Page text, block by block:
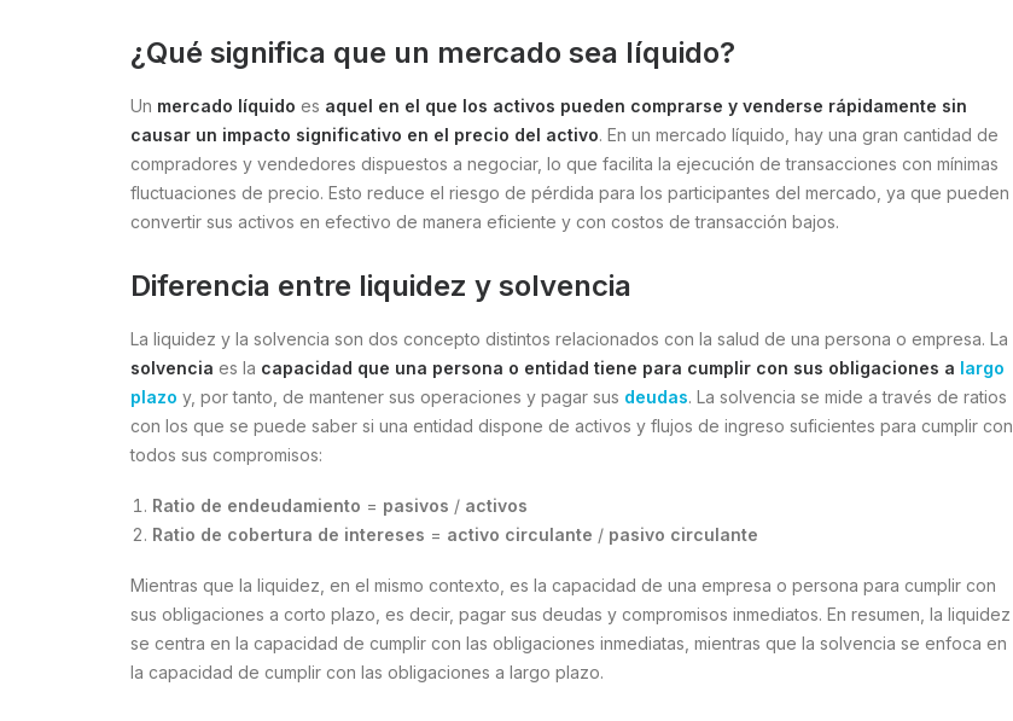
¿Qué significa que un mercado sea líquido?
Un mercado líquido es aquel en el que los activos pueden comprarse y venderse rápidamente sin
causar un impacto significativo en el precio del activo. En un mercado líquido, hay una gran cantidad de
compradores y vendedores dispuestos a negociar, lo que facilita la ejecución de transacciones con mínimas
fluctuaciones de precio. Esto reduce el riesgo de pérdida para los participantes del mercado, ya que pueden
convertir sus activos en efectivo de manera eficiente y con costos de transacción bajos.
Diferencia entre liquidez y solvencia
La liquidez y la solvencia son dos concepto distintos relacionados con la salud de una persona o empresa. La
solvencia es la capacidad que una persona o entidad tiene para cumplir con sus obligaciones a largo
plazo y, por tanto, de mantener sus operaciones y pagar sus deudas. La solvencia se mide a través de ratios
con los que se puede saber si una entidad dispone de activos y flujos de ingreso suficientes para cumplir con
todos sus compromisos:
Ratio de endeudamiento = pasivos / activos
Ratio de cobertura de intereses = activo circulante / pasivo circulante
Mientras que la liquidez, en el mismo contexto, es la capacidad de una empresa o persona para cumplir con
sus obligaciones a corto plazo, es decir, pagar sus deudas y compromisos inmediatos. En resumen, la liquidez
se centra en la capacidad de cumplir con las obligaciones inmediatas, mientras que la solvencia se enfoca en
la capacidad de cumplir con las obligaciones a largo plazo.